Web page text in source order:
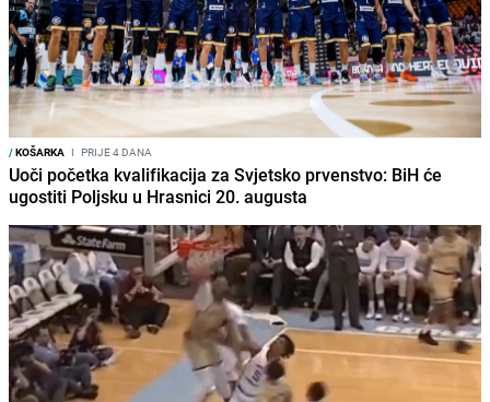
/KOŠARKA I PRIJE 4 DANA
Uoči početka kvalifikacija za Svjetsko prvenstvo: BiH će
ugostiti Poljsku u Hrasnici 20. augusta